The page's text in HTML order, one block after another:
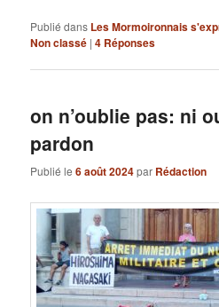
Publié dans Les Mormoironnais
Non classé |4 Réponses
on n’oublie pas: ni
pardon
Publié le6 août 2024par Rédaction